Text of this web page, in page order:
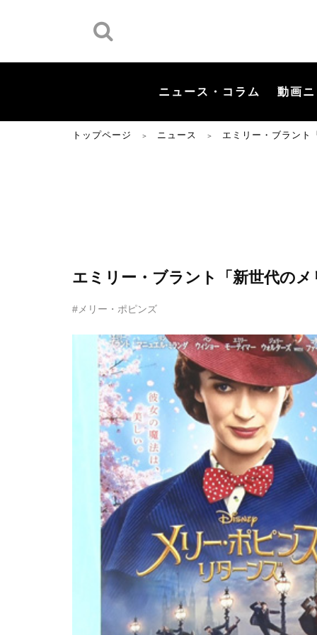
ニュース・コラム 動画
トップページ ＞ ニュース ＞ エミリー・ブラント
エミリー・ブラント「新世代の
#メリー・ポピンズ